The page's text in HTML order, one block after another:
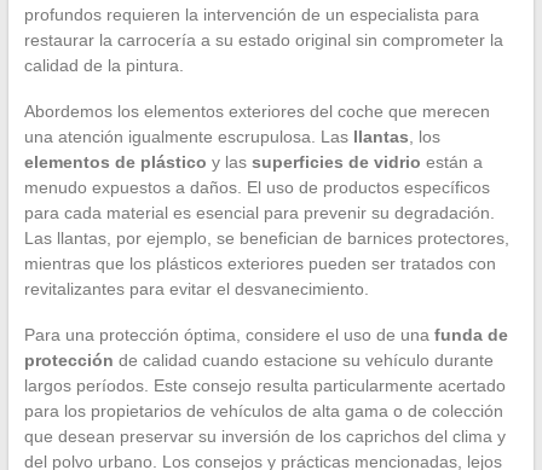
profundos requieren la intervención de un especialista para
restaurar la carrocería a su estado original sin comprometer la
calidad de la pintura.
Abordemos los elementos exteriores del coche que merecen
una atención igualmente escrupulosa. Las llantas , los
elementos de plástico y las superficies de vidrio están a
menudo expuestos a daños. El uso de productos específicos
para cada material es esencial para prevenir su degradación.
Las llantas, por ejemplo, se benefician de barnices protectores,
mientras que los plásticos exteriores pueden ser tratados con
revitalizantes para evitar el desvanecimiento.
Para una protección óptima, considere el uso de una funda de
protección de calidad cuando estacione su vehículo durante
largos períodos. Este consejo resulta particularmente acertado
para los propietarios de vehículos de alta gama o de colección
que desean preservar su inversión de los caprichos del clima y
del polvo urbano. Los consejos y prácticas mencionadas, lejos